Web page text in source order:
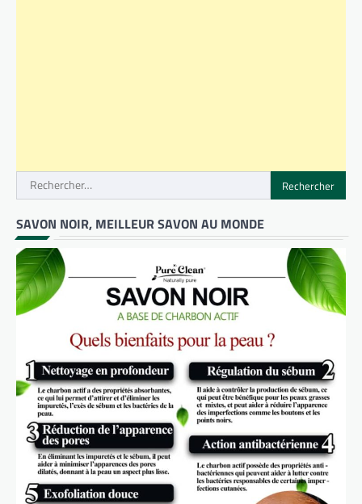
Rechercher :
SAVON NOIR, MEILLEUR SAVON AU MONDE